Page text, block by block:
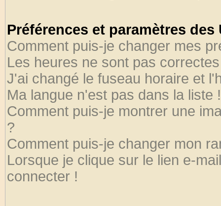
Préférences et paramètres
Comment puis-je changer mes
Les heures ne sont pas
J'ai changé le fuseau horaire et
Ma langue n'est pas dans la liste !
Comment puis-je montrer une
?
Comment puis-je changer mon
Lorsque je clique sur le lien e-
connecter !